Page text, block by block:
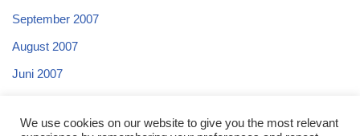
September 2007
August 2007
Juni 2007
April 2007
We use cookies on our website to give you the most relevant